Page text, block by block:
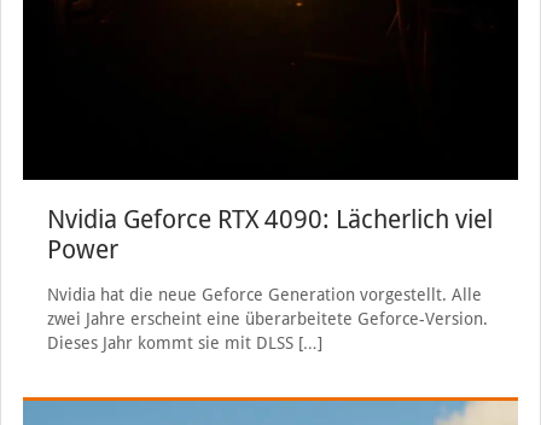
Nvidia Geforce RTX 4090: Lächerlich viel
Power
Nvidia hat die neue Geforce Generation vorgestellt. Alle
zwei Jahre erscheint eine überarbeitete Geforce-Version.
Dieses Jahr kommt sie mit DLSS[…]